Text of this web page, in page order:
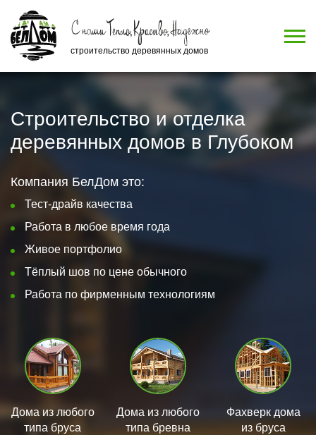
строительство деревянных домов
Строительство и отделка
деревянных домов в Глубоком
Компания БелДом это:
Тест-драйв качества
Работа в любое время года
Живое портфолио
Тёплый шов по цене обычного
Работа по фирменным технологиям
Дома из любого
типа бруса
Дома из любого
типа бревна
Фахверк дома
из бруса